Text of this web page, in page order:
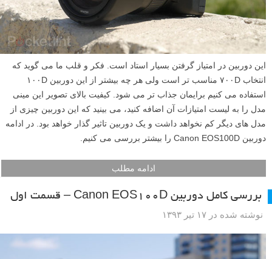
این دوربین در امتیاز گرفتن بسیار استاد است. فکر و قلب ما می گوید که
انتخاب ۷۰۰D مناسب تر است ولی هر چه بیشتر از این دوربین ۱۰۰D
استفاده می کنیم برایمان جذاب تر می شود. کیفیت بالای تصویر این مینی
مدل را به لیست امتیازات آن اضافه کنید، می بینید که این دوربین چیزی از
مدل های دیگر کم نخواهد داشت و یک دوربین تاثیر گذار خواهد بود. در ادامه
دوربین Canon EOS100D را بیشتر بررسی می کنیم.
ادامه مطلب
بررسی کامل دوربین Canon EOS100D – قسمت اول
نوشته شده در ۱۷ تیر ۱۳۹۳